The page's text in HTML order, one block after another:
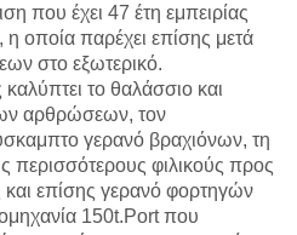
που έχει 47 έτη εμπειρίας
η οποία παρέχει επίσης μετά
στο εξωτερικό.
καλύπτει το θαλάσσιο και
αρθρώσεων, τον
γερανό βραχιόνων, τη
περισσότερους φιλικούς προς
και επίσης γερανό φορτηγών
150t.Port που